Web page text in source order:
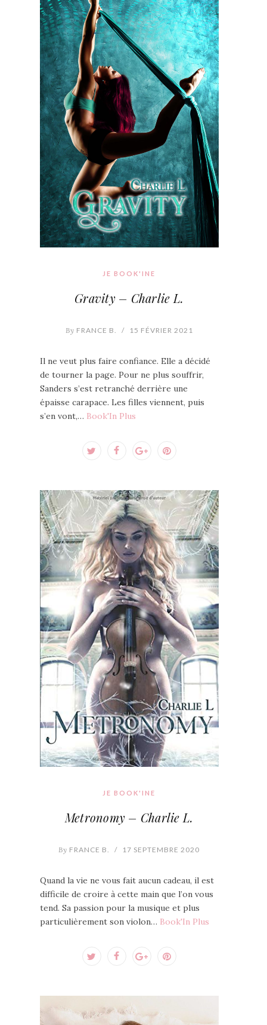
JE BOOK'INE
Gravity – Charlie L.
By FRANCE B. / 15 FÉVRIER 2021
Il ne veut plus faire confiance. Elle a décidé
de tourner la page. Pour ne plus souffrir,
Sanders s’est retranché derrière une
épaisse carapace. Les filles viennent, puis
s’en vont,… Book'In Plus
JE BOOK'INE
Metronomy – Charlie L.
By FRANCE B. / 17 SEPTEMBRE 2020
Quand la vie ne vous fait aucun cadeau, il est
difficile de croire à cette main que l’on vous
tend. Sa passion pour la musique et plus
particulièrement son violon… Book'In Plus